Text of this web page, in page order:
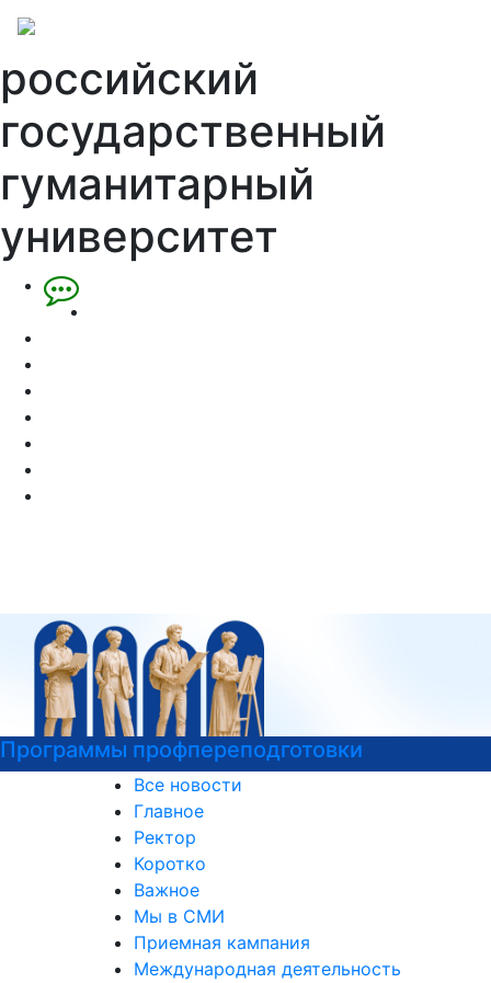
российский
государственный
гуманитарный
университет
Программы профпереподготовки
Все новости
Главное
Ректор
Коротко
Важное
Мы в СМИ
Приемная кампания
Международная деятельность